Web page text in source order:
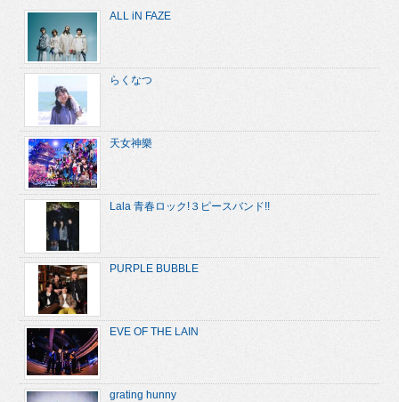
ALL iN FAZE
らくなつ
天女神樂
Lala 青春ロック!３ピースバンド!!
PURPLE BUBBLE
EVE OF THE LAIN
grating hunny